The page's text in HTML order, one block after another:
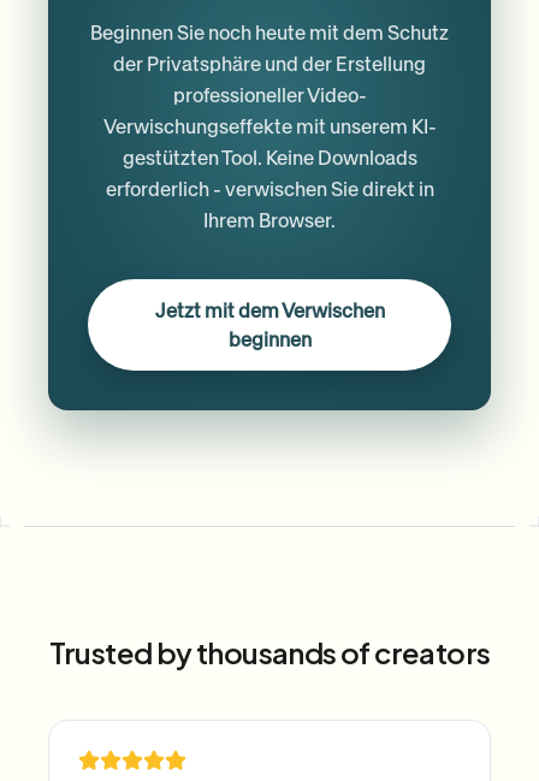
Beginnen Sie noch heute mit dem Schutz
der Privatsphäre und der Erstellung
professioneller Video-
Verwischungseffekte mit unserem KI-
gestützten Tool. Keine Downloads
erforderlich - verwischen Sie direkt in
Ihrem Browser.
Jetzt mit dem Verwischen
beginnen
Trusted by thousands of creators